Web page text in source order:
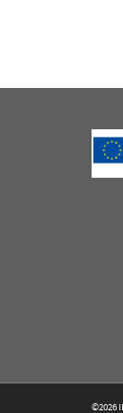
©2026